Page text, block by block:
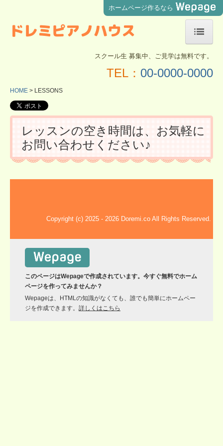
ホームページ作るなら
TRIAL
CONTACT
ドレミピアノハウス
スクール生 募集中、ご見学は無料です。
TEL： 00-0000-0000
HOME LESSONS
レッスンの空き時間は、お気軽に
お問い合わせください♪
Copyright (c) 2025 - 2026 Doremi.co All Rights Reserved.
このページはWepageで作成されています。今すぐ無料でホーム
ページを作ってみませんか？
Wepageは、HTMLの知識がなくても、誰でも簡単にホームペー
ジを作成できます。 詳しくはこちら